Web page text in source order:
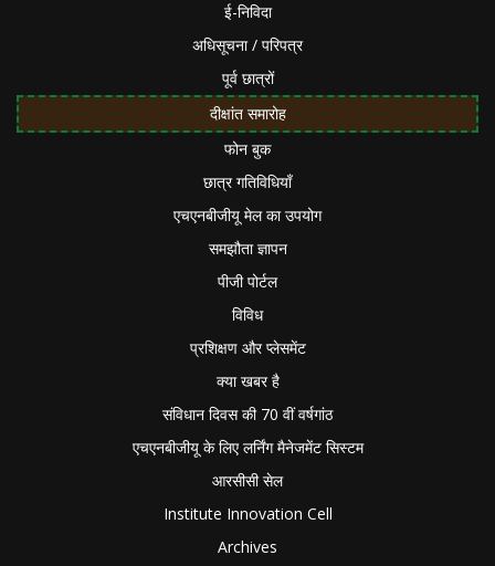
ई-निविदा
अधिसूचना / परिपत्र
पूर्व छात्रों
दीक्षांत समारोह
फोन बुक
छात्र गतिविधियाँ
एचएनबीजीयू मेल का उपयोग
समझौता ज्ञापन
पीजी पोर्टल
विविध
प्रशिक्षण और प्लेसमेंट
क्या खबर है
संविधान दिवस की 70 वीं वर्षगांठ
एचएनबीजीयू के लिए लर्निंग मैनेजमेंट सिस्टम
आरसीसी सेल
Institute Innovation Cell
Archives